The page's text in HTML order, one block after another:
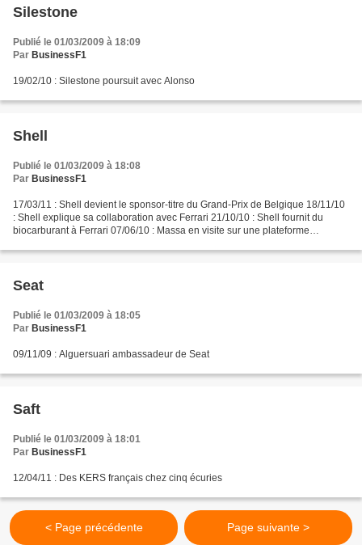
Silestone
Publié le 01/03/2009 à 18:09
Par BusinessF1
19/02/10 : Silestone poursuit avec Alonso
Shell
Publié le 01/03/2009 à 18:08
Par BusinessF1
17/03/11 : Shell devient le sponsor-titre du Grand-Prix de Belgique 18/11/10
: Shell explique sa collaboration avec Ferrari 21/10/10 : Shell fournit du
biocarburant à Ferrari 07/06/10 : Massa en visite sur une plateforme
Seat
Publié le 01/03/2009 à 18:05
Par BusinessF1
09/11/09 : Alguersuari ambassadeur de Seat
Saft
Publié le 01/03/2009 à 18:01
Par BusinessF1
12/04/11 : Des KERS français chez cinq écuries
< Page précédente Page suivante >